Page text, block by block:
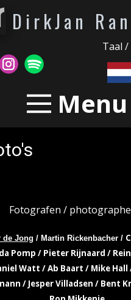
DirkJan
Taal /
Menu
Fotografen /
de Jong / Martin Rickenbacher /
Pomp / Pieter Rijnaard /
Watt / Ab Baart / Mike Hall
/ Jesper Villadsen / Bent